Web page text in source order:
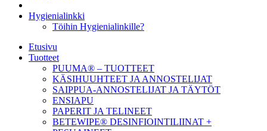
Hygienialinkki
Töihin Hygienialinkille?
Etusivu
Tuotteet
PUUMA® – TUOTTEET
KÄSIHUUHTEET JA ANNOSTELIJAT
SAIPPUA-ANNOSTELIJAT JA TÄYTÖT
ENSIAPU
PAPERIT JA TELINEET
BETEWIPE® DESINFIOINTILIINAT +